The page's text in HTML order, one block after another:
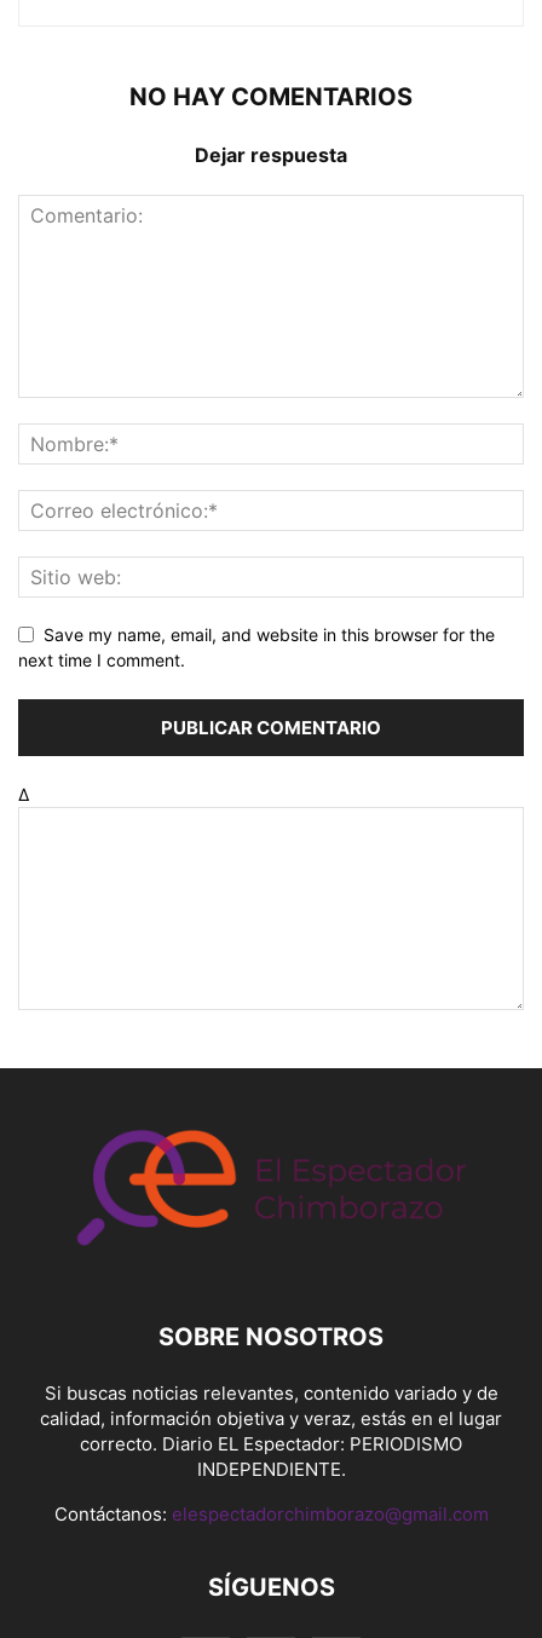
NO HAY COMENTARIOS
Dejar respuesta
Save my name, email, and website in this browser for the
next time I comment.
Δ
SOBRE NOSOTROS
Si buscas noticias relevantes, contenido variado y de
calidad, información objetiva y veraz, estás en el lugar
correcto. Diario EL Espectador: PERIODISMO
INDEPENDIENTE.
Contáctanos: elespectadorchimborazo@gmail.com
SÍGUENOS